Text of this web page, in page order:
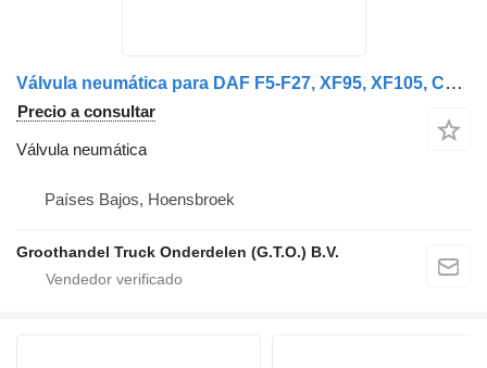
Válvula neumática para DAF F5-F27, XF95, XF105, CF85IV camión
Precio a consultar
Válvula neumática
Países Bajos, Hoensbroek
Groothandel Truck Onderdelen (G.T.O.) B.V.